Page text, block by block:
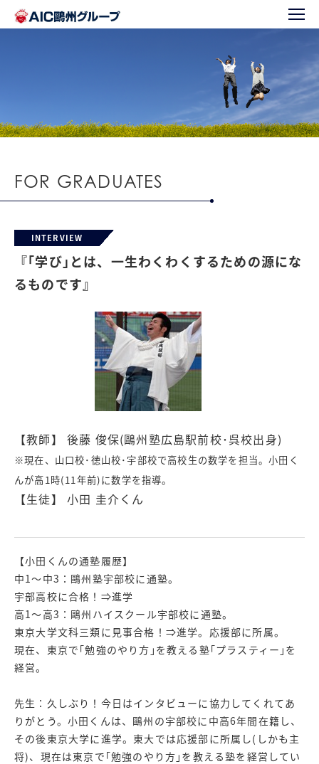
FOR GRADUATES
INTERVIEW
『｢学び｣とは、一生わくわくするための源にな
るものです』
【教師】 後藤 俊保(鷗州塾広島駅前校･呉校出身)
※現在、山口校･徳山校･宇部校で高校生の数学を担当。小田く
んが高1時(11年前)に数学を指導。
【生徒】 小田 圭介くん
【小田くんの通塾履歴】
中1〜中3：鷗州塾宇部校に通塾。
宇部高校に合格！⇒進学
高1～高3：鷗州ハイスクール宇部校に通塾。
東京大学文科三類に見事合格！⇒進学。応援部に所属。
現在、東京で｢勉強のやり方｣を教える塾｢プラスティー｣を
経営。
先生：久しぶり！今日はインタビューに協力してくれてあ
りがとう。小田くんは、鷗州の宇部校に中高6年間在籍し、
その後東京大学に進学。東大では応援部に所属し(しかも主
将)、現在は東京で｢勉強のやり方｣を教える塾を経営してい